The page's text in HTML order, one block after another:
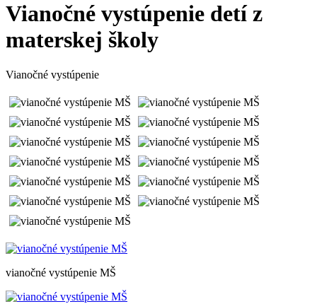
Vianočné vystúpenie detí z
materskej školy
Vianočné vystúpenie
vianočné vystúpenie MŠ